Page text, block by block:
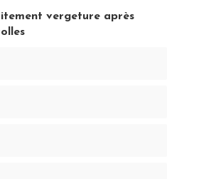
vergeture après